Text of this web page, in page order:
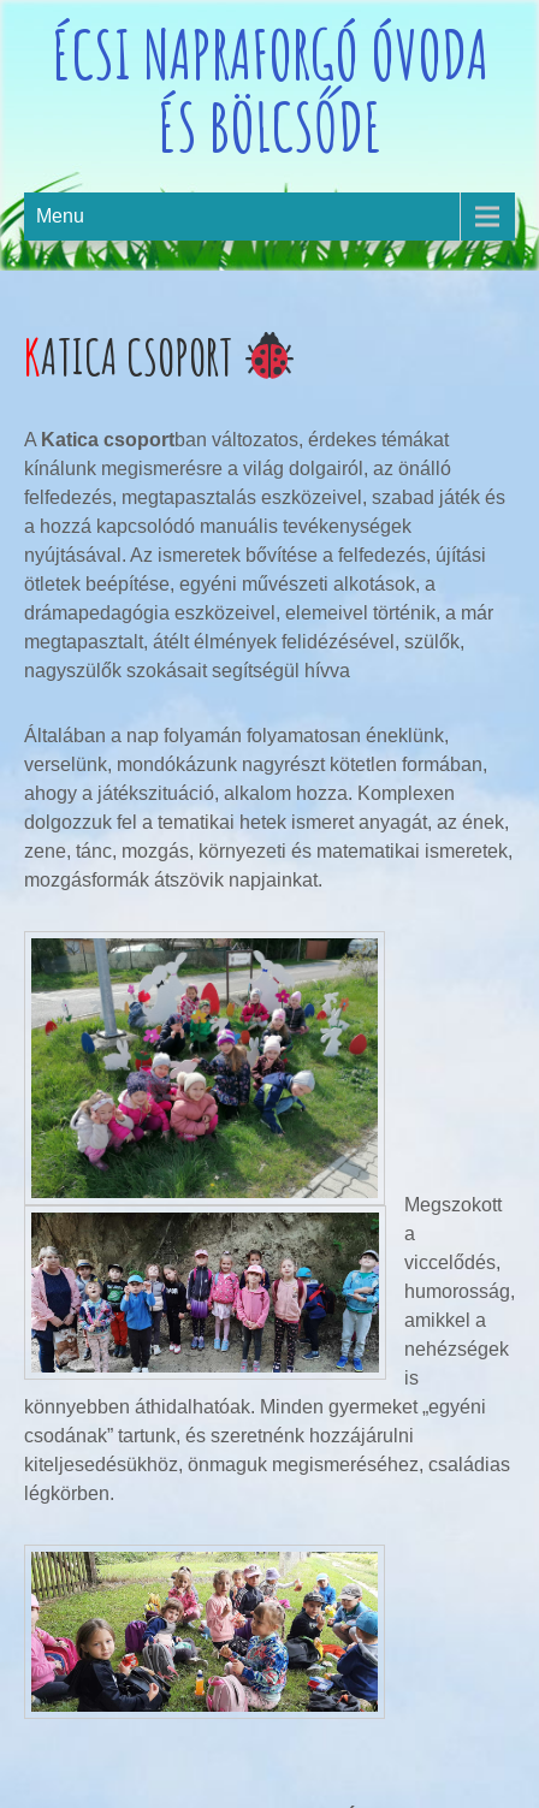
ÉCSI NAPRAFORGÓ ÓVODA
ÉS BÖLCSŐDE
Menu
KATICA CSOPORT
A Katica csoportban változatos, érdekes témákat
kínálunk megismerésre a világ dolgairól, az önálló
felfedezés, megtapasztalás eszközeivel, szabad játék és
a hozzá kapcsolódó manuális tevékenységek
nyújtásával. Az ismeretek bővítése a felfedezés, újítási
ötletek beépítése, egyéni művészeti alkotások, a
drámapedagógia eszközeivel, elemeivel történik, a már
megtapasztalt, átélt élmények felidézésével, szülők,
nagyszülők szokásait segítségül hívva
Általában a nap folyamán folyamatosan éneklünk,
verselünk, mondókázunk nagyrészt kötetlen formában,
ahogy a játékszituáció, alkalom hozza. Komplexen
dolgozzuk fel a tematikai hetek ismeret anyagát, az ének,
zene, tánc, mozgás, környezeti és matematikai ismeretek,
mozgásformák átszövik napjainkat.
Megszokott
a
viccelődés,
humorosság,
amikkel a
nehézségek
is
könnyebben áthidalhatóak. Minden gyermeket „egyéni
csodának” tartunk, és szeretnénk hozzájárulni
kiteljesedésükhöz, önmaguk megismeréséhez, családias
légkörben.